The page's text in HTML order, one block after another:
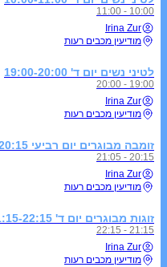
10:00 - 11:00
Irina Zur
מודיעין מכבים רעות
לטיני נשים יום ד' 19:00-20:00
19:00 - 20:00
Irina Zur
מודיעין מכבים רעות
זומבה מבוגרים יום רביעי 20:15
20:15 - 21:05
Irina Zur
מודיעין מכבים רעות
זוגות מבוגרים יום ד' 21:15-22:15
21:15 - 22:15
Irina Zur
מודיעין מכבים רעות